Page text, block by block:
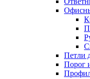
Петли
Порог